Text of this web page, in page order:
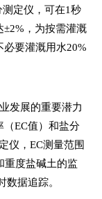
定仪，可在1秒
±2%，为按需灌溉
要灌溉用水20%
发展的重要潜力
（EC值）和盐分
仪，EC测量范围
重度盐碱土的监
据追踪。